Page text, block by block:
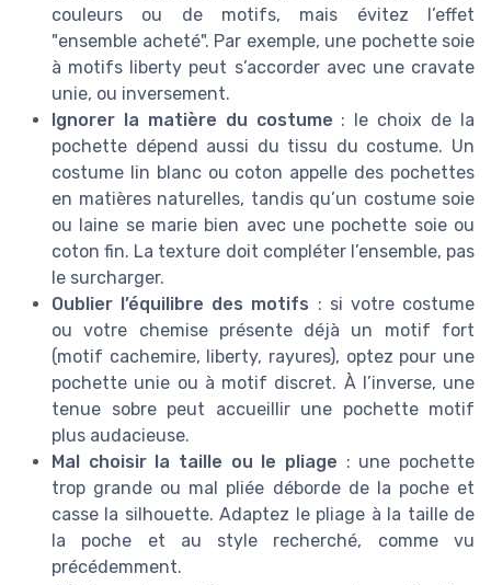
couleurs ou de motifs, mais évitez l’effet
"ensemble acheté". Par exemple, une pochette soie
à motifs liberty peut s’accorder avec une cravate
unie, ou inversement.
Ignorer la matière du costume : le choix de la
pochette dépend aussi du tissu du costume. Un
costume lin blanc ou coton appelle des pochettes
en matières naturelles, tandis qu’un costume soie
ou laine se marie bien avec une pochette soie ou
coton fin. La texture doit compléter l’ensemble, pas
le surcharger.
Oublier l’équilibre des motifs : si votre costume
ou votre chemise présente déjà un motif fort
(motif cachemire, liberty, rayures), optez pour une
pochette unie ou à motif discret. À l’inverse, une
tenue sobre peut accueillir une pochette motif
plus audacieuse.
Mal choisir la taille ou le pliage : une pochette
trop grande ou mal pliée déborde de la poche et
casse la silhouette. Adaptez le pliage à la taille de
la poche et au style recherché, comme vu
précédemment.